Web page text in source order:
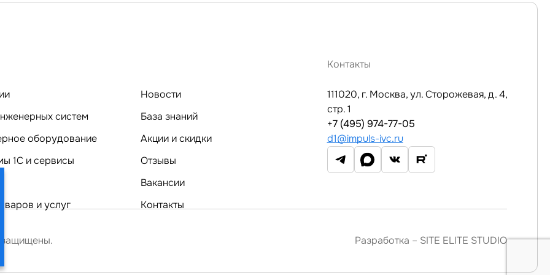
систем
Компьютерное оборудование
1C и сервисы
и услуг
Новости
База знаний
Акции и скидки
Отзывы
Вакансии
Контакты
Контакты
111020, г. Москва, ул. Сторожевая, д. 4,
стр. 1
+7 (495) 974-77-05
d1@impuls-ivc.ru
Разработка – SITE ELITE STUDIO